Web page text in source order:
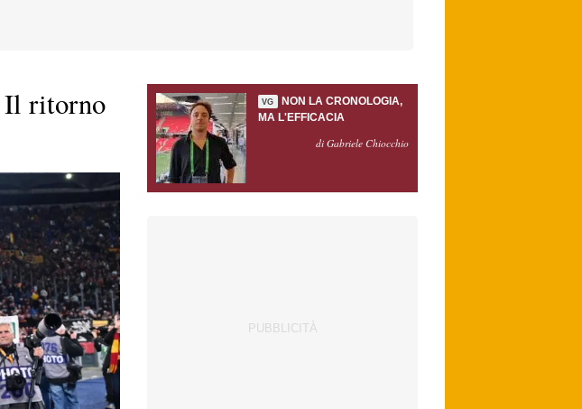
Il ritorno
VG
NON LA CRONOLOGIA,
MA L'EFFICACIA
di Gabriele Chiocchio